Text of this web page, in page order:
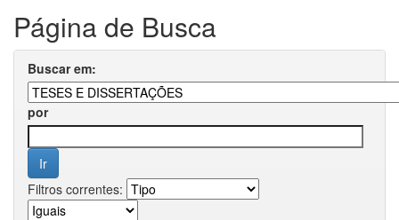
Página de Busca
Buscar em:
por
Filtros correntes: